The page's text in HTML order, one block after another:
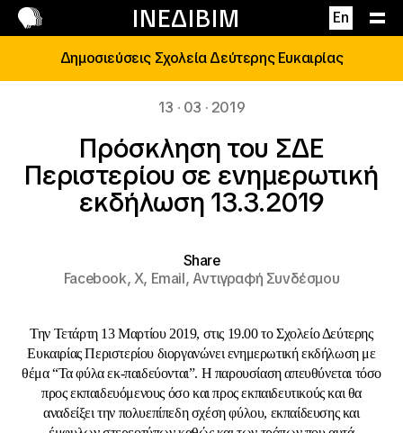
ΙΝΕΔΙΒΙΜ En
Επικοινωνία
Δημοσιεύσεις Σχολεία Δεύτερης Ευκαιρίας
13 · 03 · 2019
Πρόσκληση του ΣΔΕ
Περιστερίου σε ενημερωτική
εκδήλωση 13.3.2019
Share
Facebook,X, Email,Αντιγραφή Συνδέσμου
Την Τετάρτη 13 Μαρτίου 2019, στις 19.00 το Σχολείο Δεύτερης
Ευκαιρίας Περιστερίου διοργανώνει ενημερωτική εκδήλωση με
θέμα “Τα φύλα εκ-παιδεύονται”. Η παρουσίαση απευθύνεται τόσο
προς εκπαιδευόμενους όσο και προς εκπαιδευτικούς και θα
αναδείξει την πολυεπίπεδη σχέση φύλου, εκπαίδευσης και